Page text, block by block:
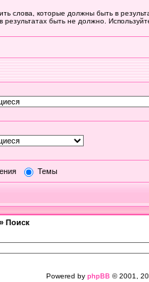
слова, которые должны быть в
результатах быть не должно.
Темы
» Поиск
Powered by phpBB © 2001,